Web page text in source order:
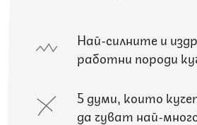
Най-силните и
работни породи
5 думи, които
да чуват най-